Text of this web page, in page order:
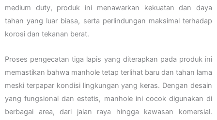
medium duty, produk ini menawarkan kekuatan dan daya
tahan yang luar biasa, serta perlindungan maksimal terhadap
korosi dan tekanan berat.
Proses pengecatan tiga lapis yang diterapkan pada produk ini
memastikan bahwa manhole tetap terlihat baru dan tahan lama
meski terpapar kondisi lingkungan yang keras. Dengan desain
yang fungsional dan estetis, manhole ini cocok digunakan di
berbagai area, dari jalan raya hingga kawasan komersial.